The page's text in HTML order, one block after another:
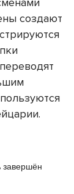
создают
завершён